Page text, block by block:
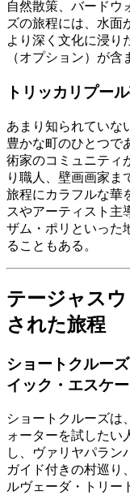
自然散策、バードウ
ズの旅程には、水面
より深く文化に浸り
（オプション）が含
トリッカリプー
あまり知られていな
豊かな町のひとつで
術家のコミュニティ
り職人、壁画画家ま
旅程にカラフルな華
スやアーティスト主
ザム・ポリといった
ることもある。
テージャス
された旅程
ショートクルー
イック・エスケ
ショートクルーズは
ォーターを試したい
し、ヴァリヤパラン
ガイド付きの村巡り
ルヴェーダ・トリー